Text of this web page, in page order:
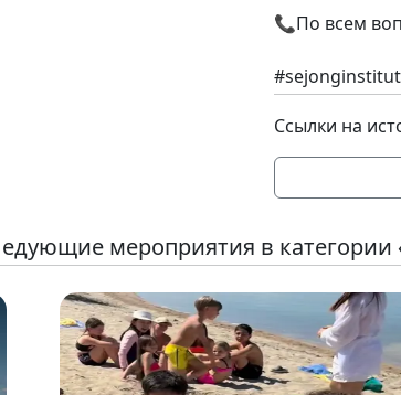
📞По всем
Ссылки на
мероприятия в категории